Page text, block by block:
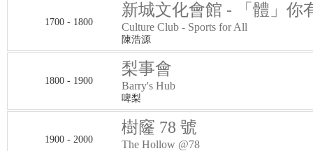
1700 - 1800
新城文化會館 - 「體」你
Culture Club - Sports for All
陳浩源
1800 - 1900
梨事會
Barry's Hub
啤梨
1900 - 2000
樹窿 78 號
The Hollow @78